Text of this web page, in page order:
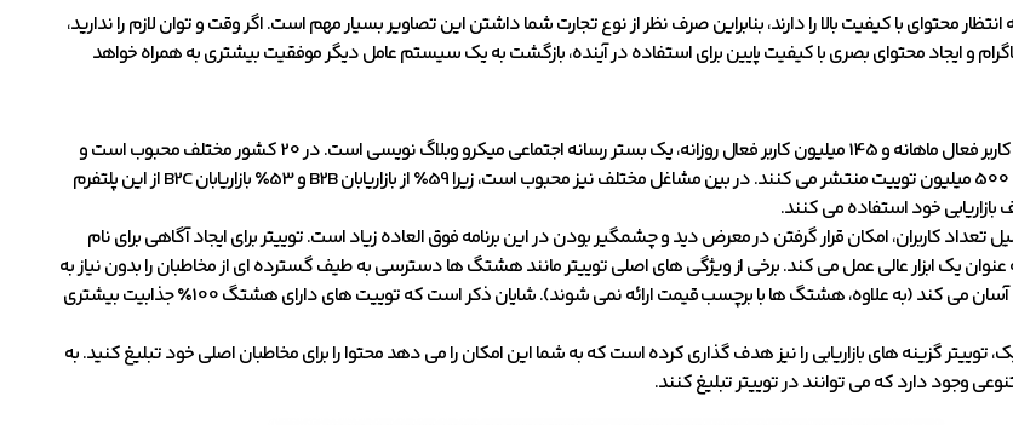
انتظار محتوای با کیفیت بالا را دارند، بنابراین صرف نظر از نوع تجارت شما داشتن این تصاویر بسیار مهم است. اگر وقت و توان لازم را ندارید،
و ایجاد محتوای بصری با کیفیت پایین برای استفاده در آینده، بازگشت به یک سیستم عامل دیگر موفقیت بیشتری به همراه خواهد
توییتر با 330 میلیون کاربر فعال ماهانه و 145 میلیون کاربر فعال روزانه، یک بستر رسانه اجتماعی میکرو وبلاگ نویسی است. در 20 کشور مختلف محبوب است و
کاربران آن روزانه حدود 500 میلیون توییت منتشر می کنند. در بین مشاغل مختلف نیز محبوب است، زیرا 59٪ از بازاریابان B2B و 53٪ بازاریابان B2C از این پلتفرم
بازاریابی خود استفاده می کنند.
تعداد کاربران، امکان قرار گرفتن در معرض دید و چشمگیر بودن در این برنامه فوق العاده زیاد است. توییتر برای ایجاد آگاهی برای نام
یک ابزار عالی عمل می کند. برخی از ویژگی های اصلی توییتر مانند هشتگ ها دسترسی به طیف گسترده ای از مخاطبان را بدون نیاز به
هدف قرار دادن آن ها آسان می کند (به علاوه، هشتگ ها با برچسب قیمت ارائه نمی شوند). شایان ذکر است که توییت های دارای هشتگ 100٪ جذابیت بیشتری
توییتر گزینه های بازاریابی را نیز هدف گذاری کرده است که به شما این امکان را می دهد محتوا را برای مخاطبان اصلی خود تبلیغ کنید. به
وجود دارد که می توانند در توییتر تبلیغ کنند.